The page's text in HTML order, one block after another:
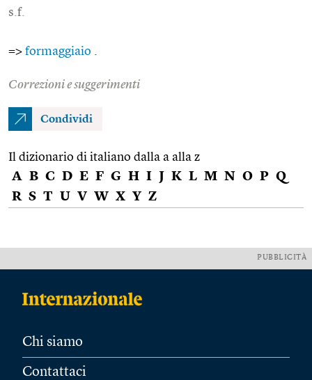
s.f.
=> formaggiaio
Correzioni e suggerimenti
Condividi
Il dizionario di italiano dalla a alla z
A B C D E F G H I J K L M N O P Q
R S T U V W X Y Z
PUBBLICITÀ
Chi siamo
Contattaci